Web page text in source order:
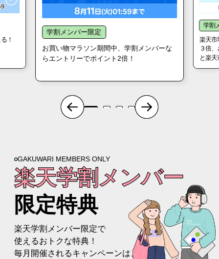
！
学割メンバー限定
お買い物マラソン期間中、学割メンバーな
らエントリーでポイント2倍！
学割
楽天市
３倍
と楽
GAKUWARI MEMBERS ONLY
楽天学割メンバー
限定特典
楽天学割メンバー限定で
使えるおトクな特典！
毎月開催されるキャンペーンは、